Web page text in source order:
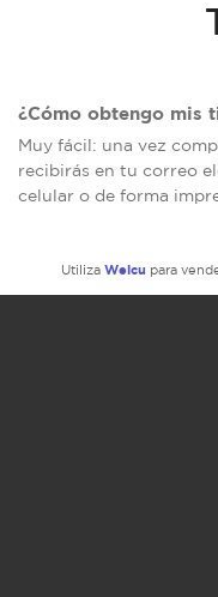
¿Cómo obtengo mis
Muy fácil: una vez
recibirás en tu correo
celular o de forma
Utiliza Welcu para